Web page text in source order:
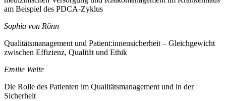
am Beispiel des PDCA-Zyklus
Sophia von Rönn
Qualitätsmanagement und Patient:innensicherheit – Gleichgewicht
zwischen Effizienz, Qualität und Ethik
Emilie Welte
Die Rolle des Patienten im Qualitätsmanagement und in der
Sicherheit